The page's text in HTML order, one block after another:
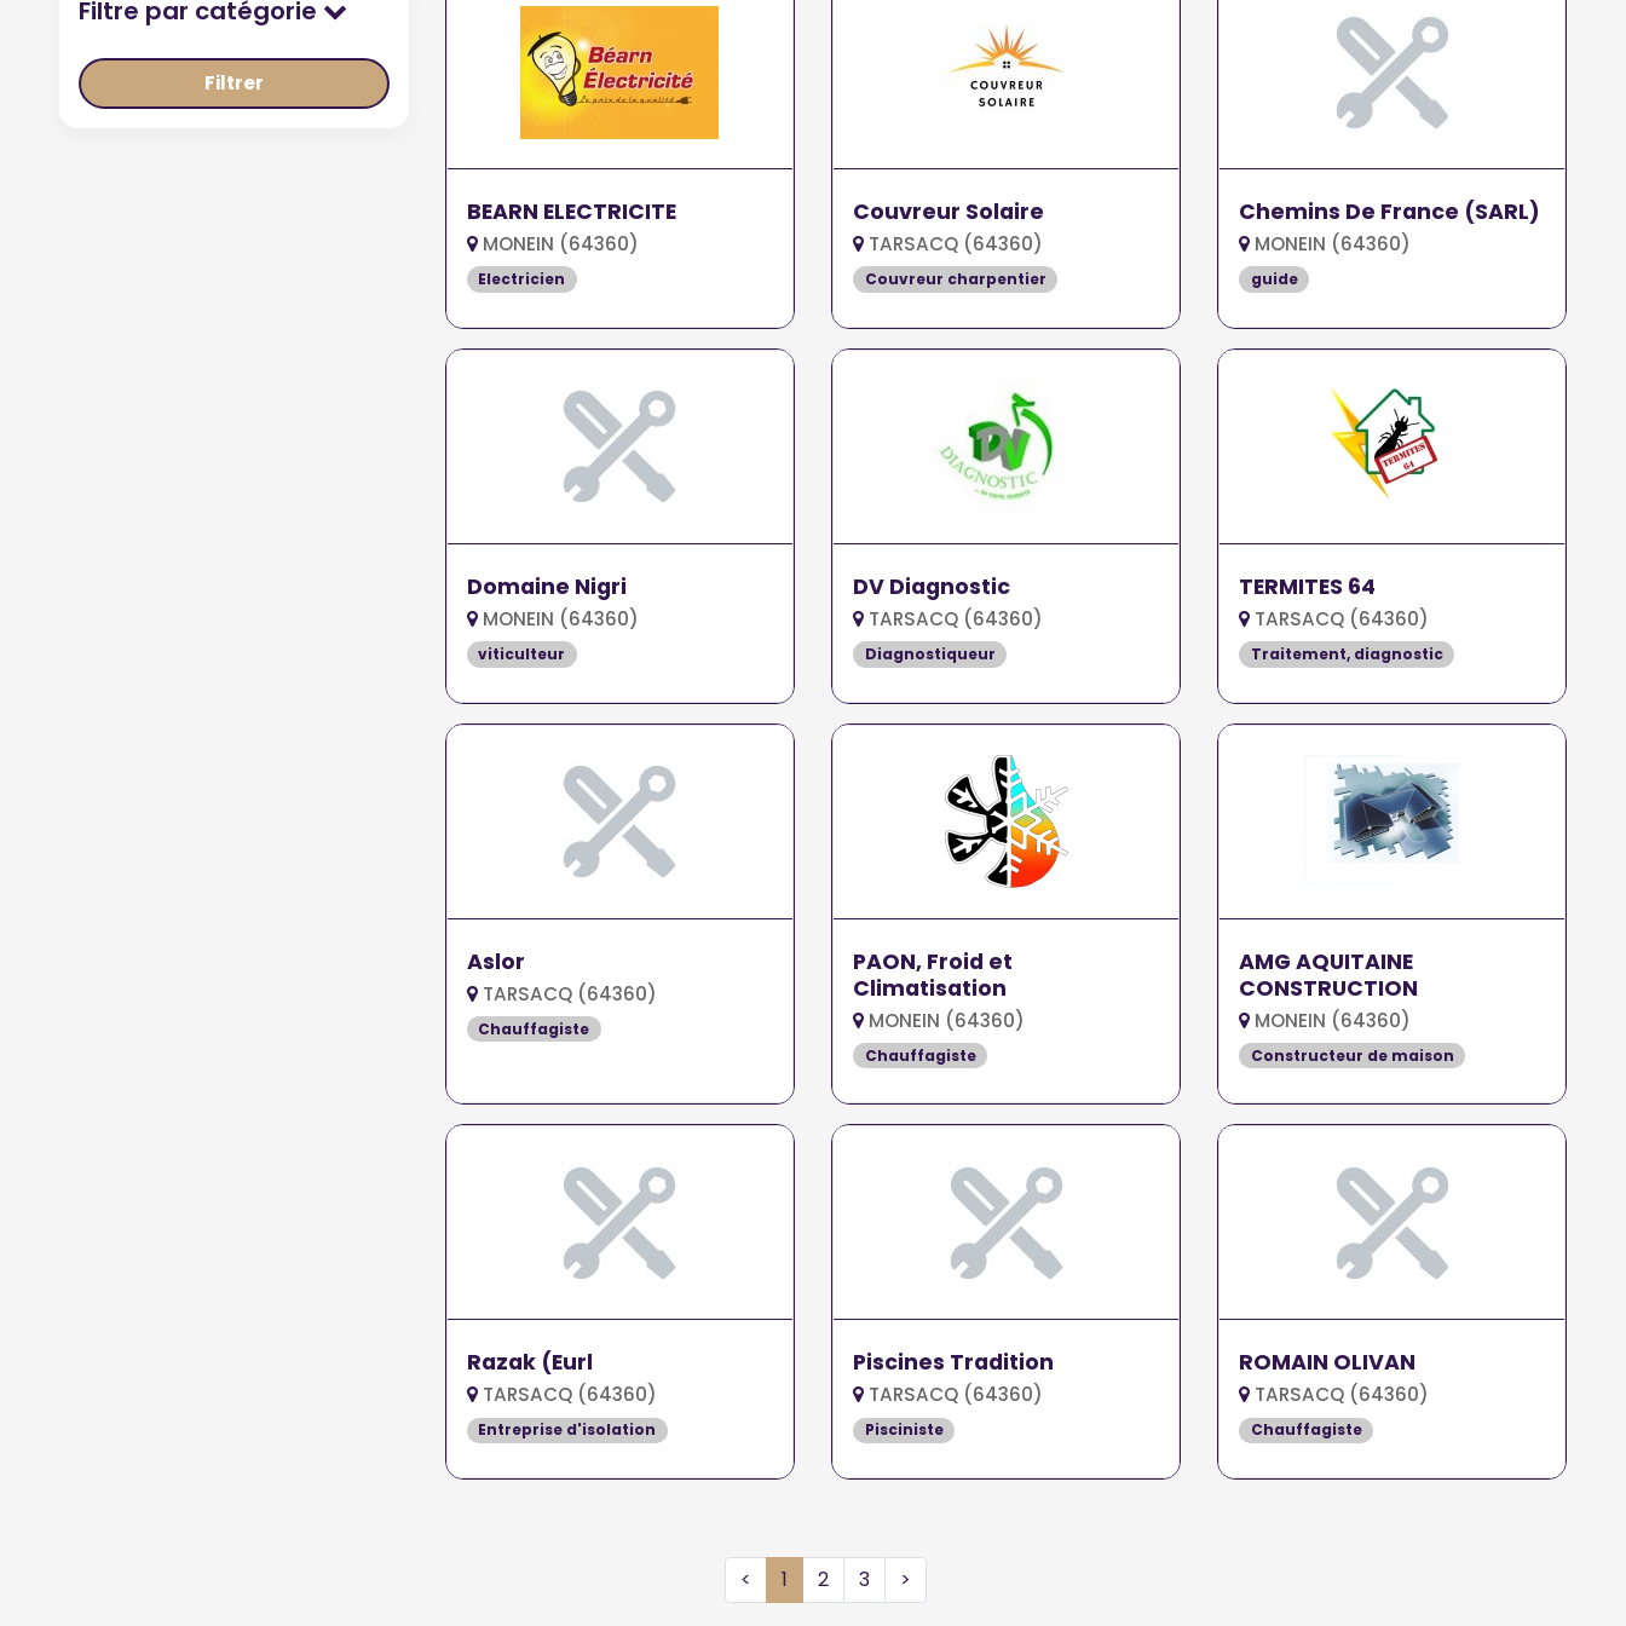
Filtre par catégorie
Filtrer
BEARN ELECTRICITE
MONEIN (64360)
Electricien
Couvreur Solaire
TARSACQ (64360)
Couvreur charpentier
Chemins De France (SARL)
MONEIN (64360)
guide
Domaine Nigri
MONEIN (64360)
viticulteur
DV Diagnostic
TARSACQ (64360)
Diagnostiqueur
TERMITES 64
TARSACQ (64360)
Traitement, diagnostic
Aslor
TARSACQ (64360)
Chauffagiste
PAON, Froid et
Climatisation
MONEIN (64360)
Chauffagiste
AMG AQUITAINE
CONSTRUCTION
MONEIN (64360)
Constructeur de maison
Razak (Eurl
TARSACQ (64360)
Entreprise d'isolation
Piscines Tradition
TARSACQ (64360)
Pisciniste
ROMAIN OLIVAN
TARSACQ (64360)
Chauffagiste
< 1 2 3 >